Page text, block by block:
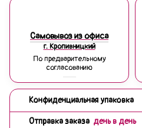
Самовывоз из офиса
г. Кропивницкий
По предварительному
согласованию
Конфиденциальная упаковка
Отправка заказа день в день